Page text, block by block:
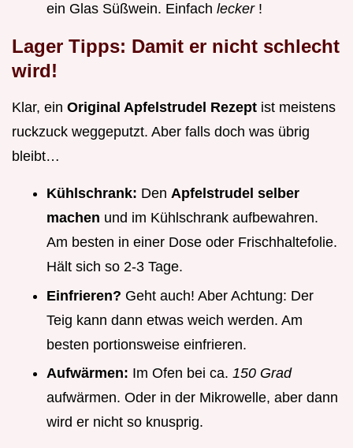
ein Glas Süßwein. Einfach lecker !
Lager Tipps: Damit er nicht schlecht
wird!
Klar, ein Original Apfelstrudel Rezept ist meistens
ruckzuck weggeputzt. Aber falls doch was übrig
bleibt…
Kühlschrank: Den Apfelstrudel selber
machen und im Kühlschrank aufbewahren.
Am besten in einer Dose oder Frischhaltefolie.
Hält sich so 2-3 Tage.
Einfrieren? Geht auch! Aber Achtung: Der
Teig kann dann etwas weich werden. Am
besten portionsweise einfrieren.
Aufwärmen: Im Ofen bei ca. 150 Grad
aufwärmen. Oder in der Mikrowelle, aber dann
wird er nicht so knusprig.